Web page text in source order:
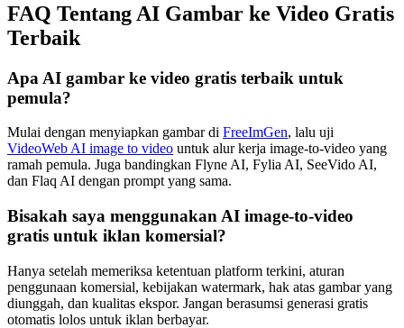
FAQ Tentang AI Gambar ke Video Gratis
Terbaik
Apa AI gambar ke video gratis terbaik untuk
pemula?
Mulai dengan menyiapkan gambar di FreeImGen, lalu uji
VideoWeb AI image to video untuk alur kerja image-to-video yang
ramah pemula. Juga bandingkan Flyne AI, Fylia AI, SeeVido AI,
dan Flaq AI dengan prompt yang sama.
Bisakah saya menggunakan AI image-to-video
gratis untuk iklan komersial?
Hanya setelah memeriksa ketentuan platform terkini, aturan
penggunaan komersial, kebijakan watermark, hak atas gambar yang
diunggah, dan kualitas ekspor. Jangan berasumsi generasi gratis
otomatis lolos untuk iklan berbayar.